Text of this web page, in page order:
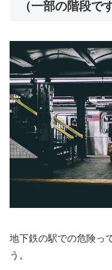
（一部の階段で
地下鉄の駅での危険っ
う。